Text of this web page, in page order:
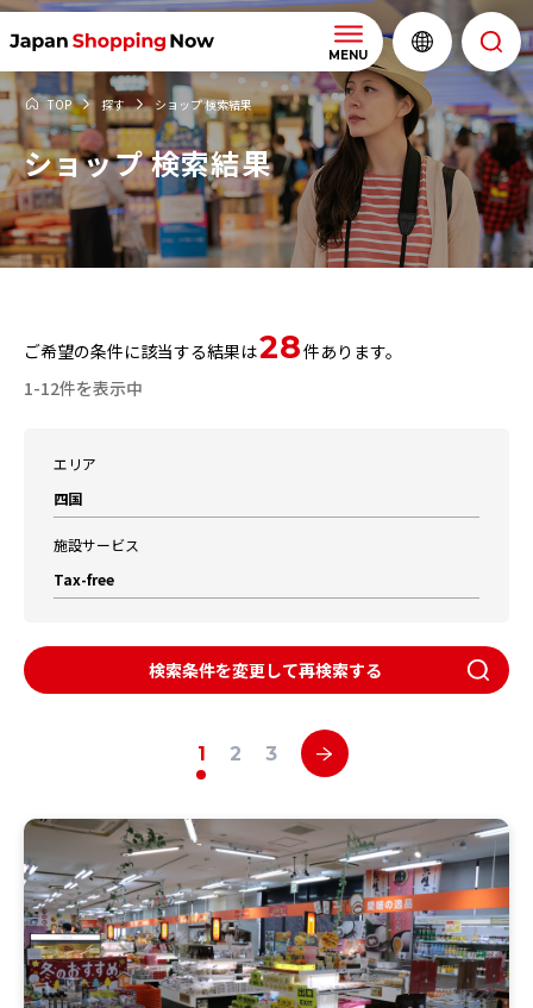
MENU
TOP 探す ショップ 検索結果
ショップ 検索結果
ご希望の条件に該当する結果は28件あります。
1-12件を表示中
エリア
四国
施設サービス
Tax-free
検索条件を変更して再検索する
1 2 3